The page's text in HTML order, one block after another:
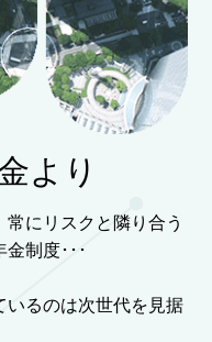
より
にリスクと隣り合う
制度･･･
いるのは次世代を見据